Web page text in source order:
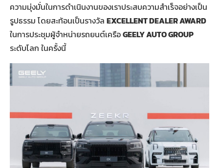
ความมุ่งมั่นในการดำเนินงานของเราประสบความสำเร็จอย่างเป็น
รูปธรรม โดยสะท้อนเป็นรางวัล EXCELLENT DEALER AWARD
ในการประชุมผู้จำหน่ายรถยนต์เครือGEELY AUTO GROUP
ระดับโลก ในครั้งนี้